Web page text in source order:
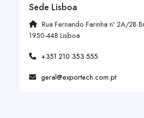
Sede Lisboa
Rua Fernando Farinha nº 2A/2B
1950-448 Lisboa
+351 210 353 555
geral@exportech.com.pt